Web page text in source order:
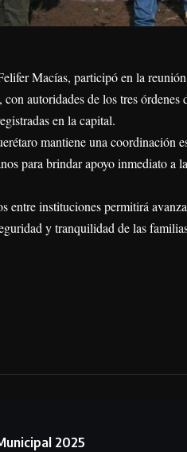
Macías, participó en la
autoridades de los tres órdenes
en la capital.
mantiene una coordinación
para brindar apoyo inmediato a
entre instituciones permitirá
y tranquilidad de las
2025